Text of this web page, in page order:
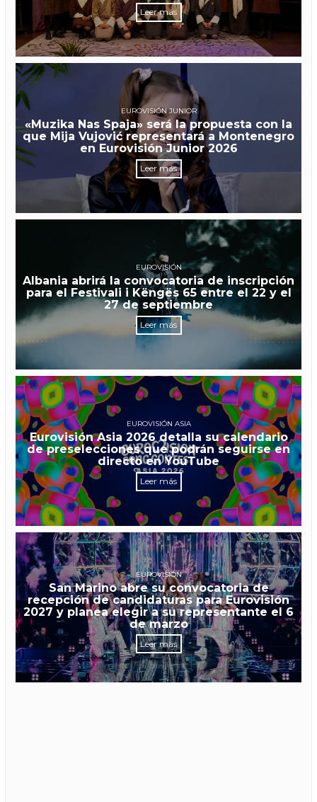
Leer más
EUROVISIÓN JUNIOR
«Muzika Nas Spaja» será la propuesta con la
que Mija Vujović representará a Montenegro
en Eurovisión Junior 2026
Leer más
EUROVISIÓN
Albania abrirá la convocatoria de inscripción
para el Festivali i Këngës 65 entre el 22 y el
27 de septiembre
Leer más
EUROVISIÓN ASIA
Eurovisión Asia 2026 detalla su calendario
de preselecciones que podrán seguirse en
directo en YouTube
Leer más
EUROVISIÓN
San Marino abre su convocatoria de
recepción de candidaturas para Eurovisión
2027 y planea elegir a su representante el 6
de marzo
Leer más